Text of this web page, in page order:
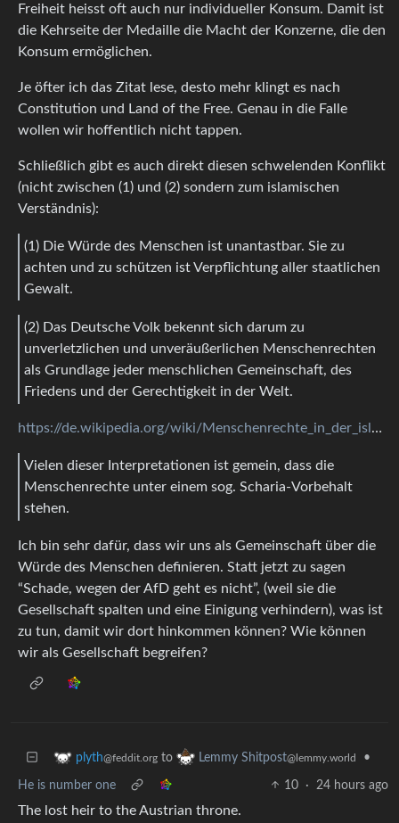
Freiheit heisst oft auch nur individueller Konsum. Damit ist
die Kehrseite der Medaille die Macht der Konzerne, die den
Konsum ermöglichen.
Je öfter ich das Zitat lese, desto mehr klingt es nach
Constitution und Land of the Free. Genau in die Falle
wollen wir hoffentlich nicht tappen.
Schließlich gibt es auch direkt diesen schwelenden Konflikt
(nicht zwischen (1) und (2) sondern zum islamischen
Verständnis):
(1) Die Würde des Menschen ist unantastbar. Sie zu
achten und zu schützen ist Verpflichtung aller staatlichen
Gewalt.
(2) Das Deutsche Volk bekennt sich darum zu
unverletzlichen und unveräußerlichen Menschenrechten
als Grundlage jeder menschlichen Gemeinschaft, des
Friedens und der Gerechtigkeit in der Welt.
https://de.wikipedia.org/wiki/Menschenrechte_in_der_islamischen_Welt
Vielen dieser Interpretationen ist gemein, dass die
Menschenrechte unter einem sog. Scharia-Vorbehalt
stehen.
Ich bin sehr dafür, dass wir uns als Gemeinschaft über die
Würde des Menschen definieren. Statt jetzt zu sagen
“Schade, wegen der AfD geht es nicht”, (weil sie die
Gesellschaft spalten und eine Einigung verhindern), was ist
zu tun, damit wir dort hinkommen können? Wie können
wir als Gesellschaft begreifen?
plyth@feddit.org to Lemmy Shitpost@lemmy.world •
He is number one 10 · 24 hours ago
The lost heir to the Austrian throne.